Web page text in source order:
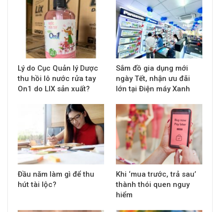
Lý do Cục Quản lý Dược
thu hồi lô nước rửa tay
On1 do LIX sản xuất?
Sắm đồ gia dụng mới
ngày Tết, nhận ưu đãi
lớn tại Điện máy Xanh
Đầu năm làm gì để thu
hút tài lộc?
Khi ‘mua trước, trả sau’
thành thói quen nguy
hiểm